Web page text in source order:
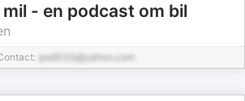
- en podcast om bil
pod533@yahoo.com